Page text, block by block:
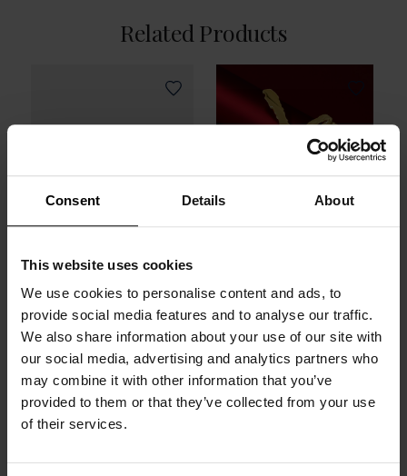
Consent Details About
This website uses cookies
We use cookies to personalise content and ads, to
provide social media features and to analyse our traffic.
We also share information about your use of our site with
our social media, advertising and analytics partners who
may combine it with other information that you’ve
provided to them or that they’ve collected from your use
of their services.
Related Products
Pierścionek Cloud,
srebro próby 925
450 zł
Bransoletka srebrna,
złocona - Love
950 zł